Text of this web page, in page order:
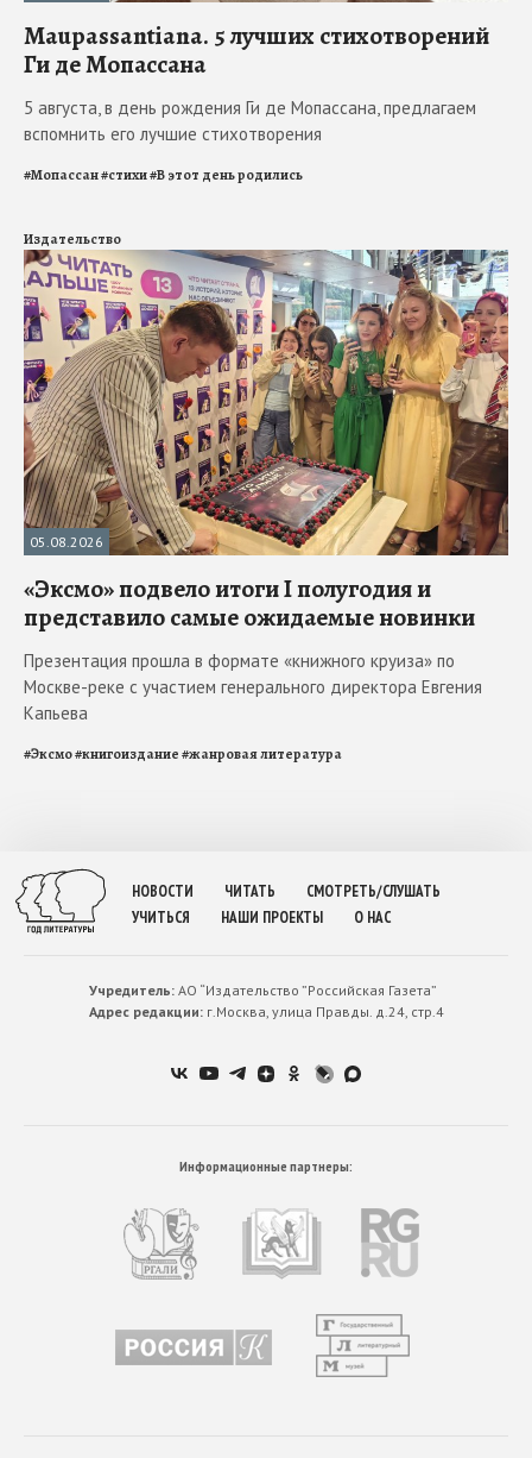
Maupassantiana. 5 лучших стихотворений
Ги де Мопассана
5 августа, в день рождения Ги де Мопассана, предлагаем
вспомнить его лучшие стихотворения
#Мопассан#стихи#В этот день родились
Издательство
05.08.2026
«Эксмо» подвело итоги I полугодия и
представило самые ожидаемые новинки
Презентация прошла в формате «книжного круиза» по
Москве-реке с участием генерального директора Евгения
Капьева
#Эксмо#книгоиздание#жанровая литература
НОВОСТИ ЧИТАТЬ
СМОТРЕТЬ/СЛУШАТЬ
УЧИТЬСЯ
НАШИ ПРОЕКТЫ О НАС
Учредитель:АО “Издательство ”Российская Газета”
Адрес редакции:г.Москва, улица Правды. д.24, стр.4
Информационные партнеры: